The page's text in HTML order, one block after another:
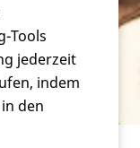
Tools
jederzeit
indem
den